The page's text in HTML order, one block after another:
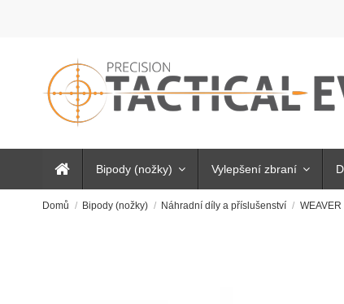
Bipody (nožky) Vylepšení zbraní
Domů Bipody (nožky) Náhradní díly a příslušenství